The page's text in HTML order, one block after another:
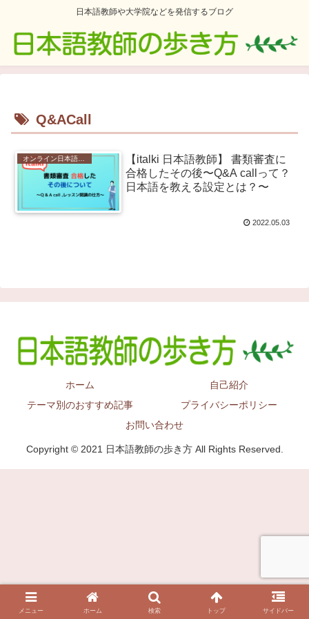
日本語教師や大学院などを発信するブログ
Q&ACall
オンライン日本語教師
【italki 日本語教師】 書類審査に
合格したその後〜Q&A callって？
日本語を教える設定とは？〜
2022.05.03
ホーム
自己紹介
テーマ別のおすすめ記事
プライバシーポリシー
お問い合わせ
Copyright © 2021 日本語教師の歩き方 All Rights Reserved.
メニュー ホーム 検索 トップ サイドバー